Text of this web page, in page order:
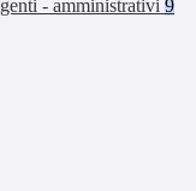
- amministrativi 9